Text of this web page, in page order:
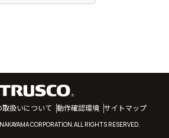
扱いについて 動作確認環境 サイトマップ
CORPORATION.ALL RIGHTS RESERVED.